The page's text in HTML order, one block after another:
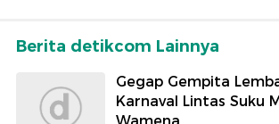
Berita detikcom Lainnya
Gegap Gempita
Karnaval Lintas Suku